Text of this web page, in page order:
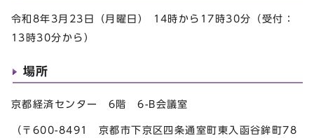
令和8年3月23日（月曜日） 14時から17時30分（受付：
13時30分から）
場所
京都経済センター 6階 6-B会議室
（〒600-8491 京都市下京区四条通室町東入函谷鉾町78